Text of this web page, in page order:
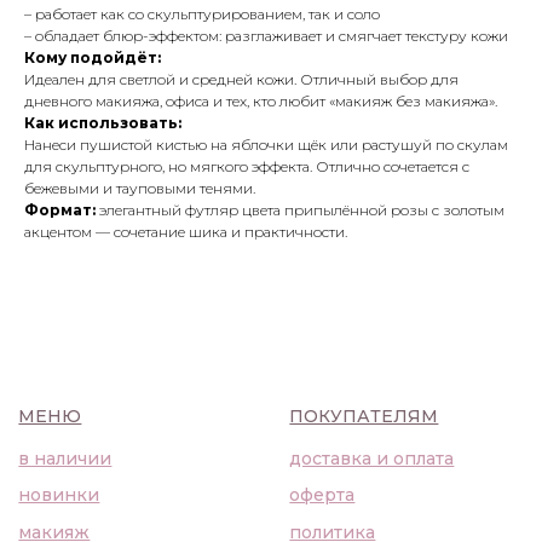
– работает как со скульптурированием, так и соло
– обладает блюр-эффектом: разглаживает и смягчает текстуру кожи
Кому подойдёт:
Идеален для светлой и средней кожи. Отличный выбор для
дневного макияжа, офиса и тех, кто любит «макияж без макияжа».
Как использовать:
Нанеси пушистой кистью на яблочки щёк или растушуй по скулам
для скульптурного, но мягкого эффекта. Отлично сочетается с
бежевыми и тауповыми тенями.
Формат: элегантный футляр цвета припылённой розы с золотым
акцентом — сочетание шика и практичности.
О НАС
уход
макияж
новинки
Telegram
WhatsApp
+7 (919) 992-25-45
контакты
политика
конфиденциальности
оферта
доставка и оплата
в наличии